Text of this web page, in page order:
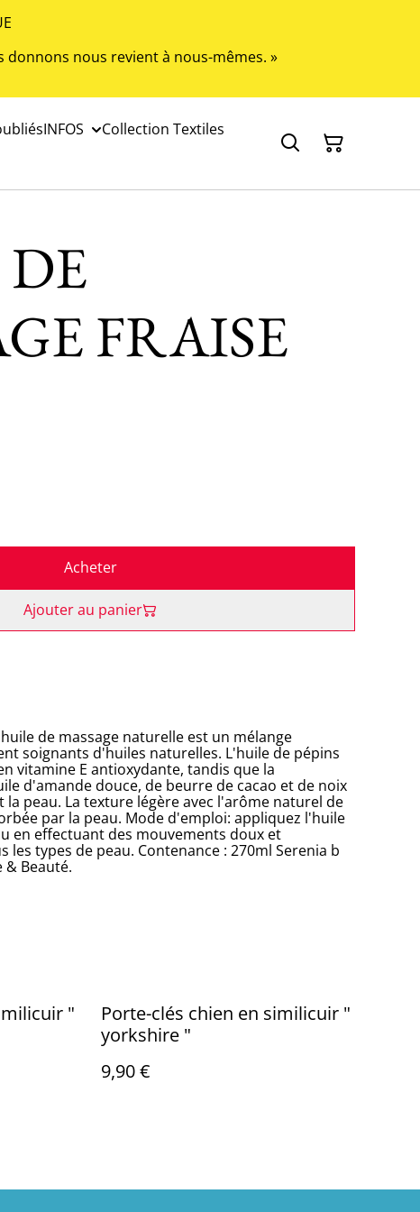
nous revient à nous-mêmes. »
INFOS
Collection Textiles
FRAISE
Acheter
Ajouter au panier
de massage naturelle est un mélange
soignants d'huiles naturelles. L'huile de pépins
vitamine E antioxydante, tandis que la
d'amande douce, de beurre de cacao et de noix
peau. La texture légère avec l'arôme naturel de
par la peau. Mode d'emploi: appliquez l'huile
en effectuant des mouvements doux et
les types de peau. Contenance : 270ml Serenia b
Beauté.
"
Porte-clés chien en similicuir "
yorkshire "
9,90 €